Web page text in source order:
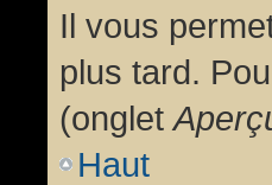
Il vous
plus tard.
(onglet
Haut